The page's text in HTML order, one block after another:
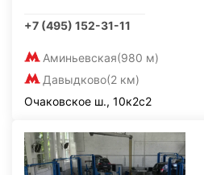
+7 (495) 152-31-11
Аминьевская(980 м)
Давыдково(2 км)
Очаковское ш., 10к2с2